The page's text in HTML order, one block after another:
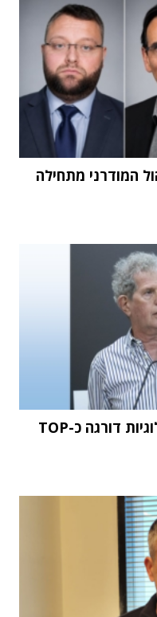
המודרני מתחילה
מחקר STKI השנתי: וואן טכנולוגיות דורגה כ-TOP